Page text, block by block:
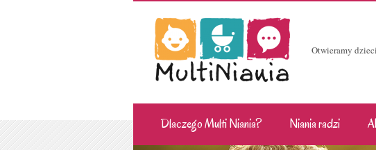
Otwieramy
Dlaczego Multi Niania? Niania radzi